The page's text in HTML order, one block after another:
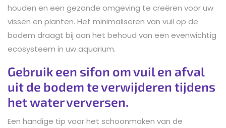
houden en een gezonde omgeving te creëren voor uw
vissen en planten. Het minimaliseren van vuil op de
bodem draagt bij aan het behoud van een evenwichtig
ecosysteem in uw aquarium.
Gebruik een sifon om vuil en afval
uit de bodem te verwijderen tijdens
het water verversen.
Een handige tip voor het schoonmaken van de